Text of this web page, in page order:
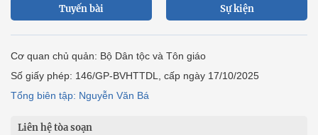
Tuyến bài Sự kiện
Cơ quan chủ quản: Bộ Dân tộc và Tôn giáo
Số giấy phép: 146/GP-BVHTTDL, cấp ngày 17/10/2025
Tổng biên tập: Nguyễn Văn Bá
Liên hệ tòa soạn